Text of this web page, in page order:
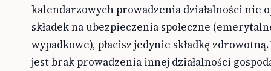
kalendarzowych prowadzenia działalności nie
składek na ubezpieczenia społeczne
wypadkowe), płacisz jedynie składkę
jest brak prowadzenia innej działalności